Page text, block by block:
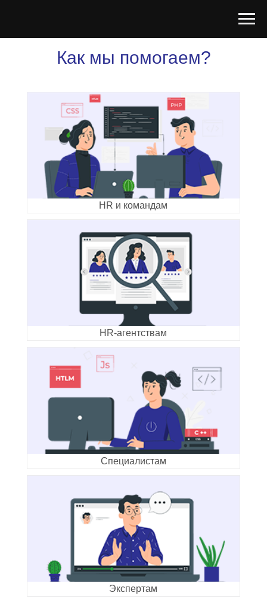
Как мы помогаем?
HR и командам
HR-агентствам
Специалистам
Экспертам